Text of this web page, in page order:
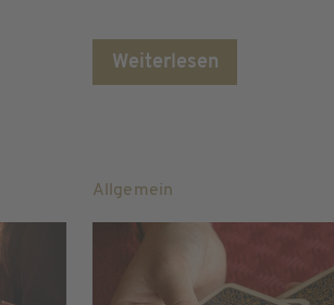
Weiterlesen
Allgemein